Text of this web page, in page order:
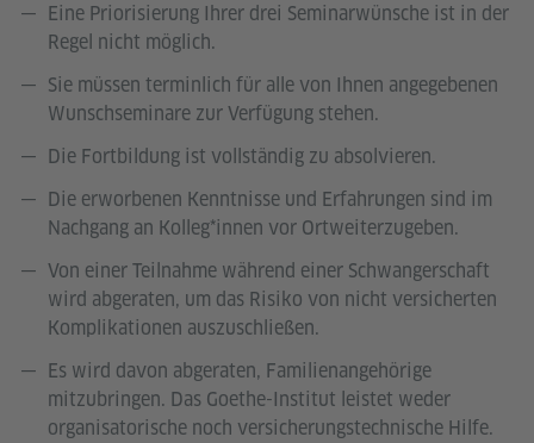
Eine Priorisierung Ihrer drei Seminarwünsche ist in der
Regel nicht möglich.
Sie müssen terminlich für alle von Ihnen angegebenen
Wunschseminare zur Verfügung stehen.
Die Fortbildung ist vollständig zu absolvieren.
Die erworbenen Kenntnisse und Erfahrungen sind im
Nachgang an Kolleg*innen vor Ortweiterzugeben.
Von einer Teilnahme während einer Schwangerschaft
wird abgeraten, um das Risiko von nicht versicherten
Komplikationen auszuschließen.
Es wird davon abgeraten, Familienangehörige
mitzubringen. Das Goethe-Institut leistet weder
organisatorische noch versicherungstechnische Hilfe.